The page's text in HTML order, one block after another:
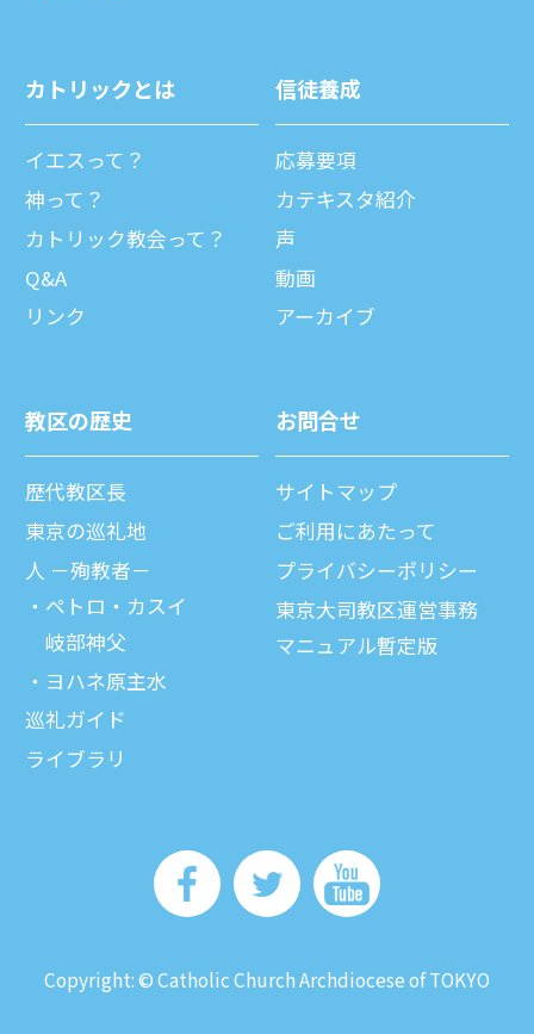
カトリックとは
イエスって？
神って？
カトリック教会って？
Q&A
リンク
信徒養成
応募要項
カテキスタ紹介
声
動画
アーカイブ
教区の歴史
歴代教区⻑
東京の巡礼地
⼈ －殉教者－
ペトロ・カスイ
岐部神父
ヨハネ原主水
巡礼ガイド
ライブラリ
お問合せ
サイトマップ
ご利⽤にあたって
プライバシーポリシー
東京大司教区運営事務
マニュアル暫定版
Copyright: © Catholic Church Archdiocese of TOKYO